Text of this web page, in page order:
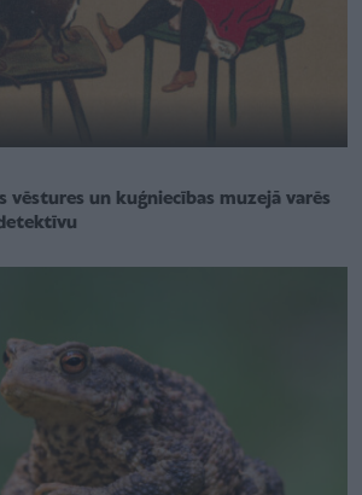
vēstures un kuģniecības muzejā varēs